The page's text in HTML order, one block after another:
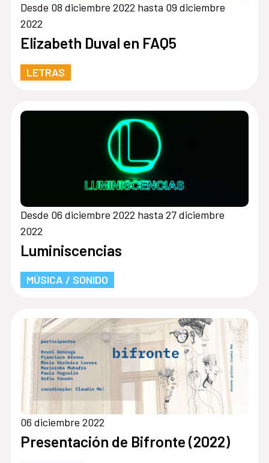
Desde 08 diciembre 2022 hasta 09 diciembre
2022
Elizabeth Duval en FAQ5
LETRAS
Desde 06 diciembre 2022 hasta 27 diciembre
2022
Luminiscencias
MÚSICA / SONIDO
06 diciembre 2022
Presentación de Bifronte (2022)